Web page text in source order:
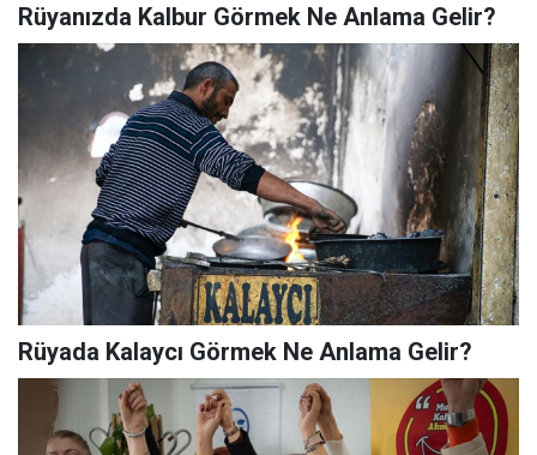
Rüyanızda Kalbur Görmek Ne Anlama Gelir?
Rüyada Kalaycı Görmek Ne Anlama Gelir?